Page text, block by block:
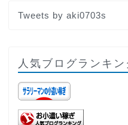
Tweets by aki0703s
人気ブログランキン